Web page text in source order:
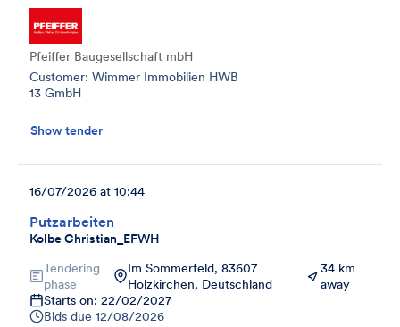
Pfeiffer Baugesellschaft mbH
Customer: Wimmer Immobilien HWB
13 GmbH
Show tender
Putzarbeiten
Kolbe Christian_EFWH
16/07/2026 at 10:44
Tendering
phase
Im Sommerfeld, 83607
Holzkirchen, Deutschland
34 km
away
Starts on: 22/02/2027
Bids due 12/08/2026